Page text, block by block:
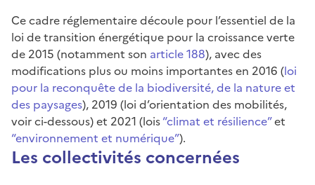
Ce cadre réglementaire découle pour l’essentiel de la
loi de transition énergétique pour la croissance verte
de 2015 (notamment son article 188), avec des
modifications plus ou moins importantes en 2016 (loi
pour la reconquête de la biodiversité, de la nature et
des paysages), 2019 (loi d’orientation des mobilités,
voir ci-dessous) et 2021 (lois“climat et résilience”et
“environnement et numérique”).
Les collectivités concernées